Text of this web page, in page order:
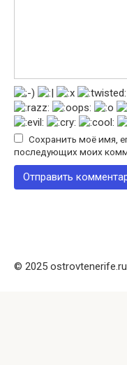
Сохранить моё имя,
последующих моих
© 2025 ostrovtenerife.ru